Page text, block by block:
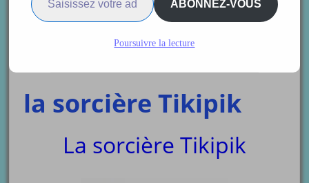
la sorcière Tikipik
La sorcière Tikipik
ABONNEZ-VOUS
Poursuivre la lecture